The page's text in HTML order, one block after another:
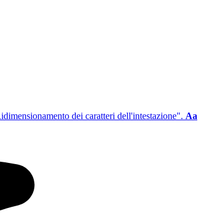
dei caratteri dell'intestazione". Aa